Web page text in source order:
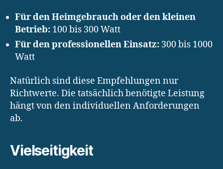
Für den Heimgebrauch oder den kleinen
Betrieb: 100 bis 300 Watt
Für den professionellen Einsatz: 300 bis 1000
Watt
Natürlich sind diese Empfehlungen nur
Richtwerte. Die tatsächlich benötigte Leistung
hängt von den individuellen Anforderungen
ab.
Vielseitigkeit